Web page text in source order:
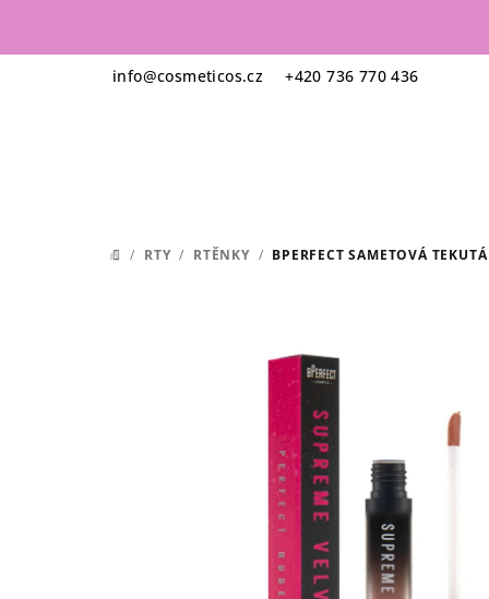
info@cosmeticos.cz +420 736 770 436
DOMŮ
/ RTY / RTĚNKY / BPERFECT SAMETOVÁ